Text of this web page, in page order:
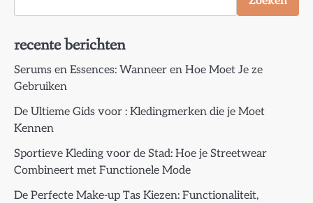
recente berichten
Serums en Essences: Wanneer en Hoe Moet Je ze
Gebruiken
De Ultieme Gids voor : Kledingmerken die je Moet
Kennen
Sportieve Kleding voor de Stad: Hoe je Streetwear
Combineert met Functionele Mode
De Perfecte Make-up Tas Kiezen: Functionaliteit,